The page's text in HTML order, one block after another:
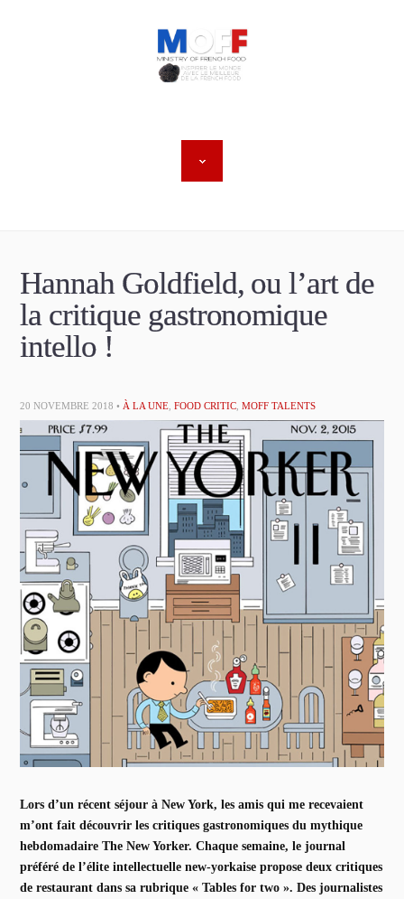
Hannah Goldfield, ou l’art de
la critique gastronomique
intello !
20 NOVEMBRE 2018 • À LA UNE ,FOOD CRITIC ,MOFF TALENTS
Lors d’un récent séjour à New York, les amis qui me recevaient
m’ont fait découvrir les critiques gastronomiques du mythique
hebdomadaire The New Yorker. Chaque semaine, le journal
préféré de l’élite intellectuelle new-yorkaise propose deux critiques
de restaurant dans sa rubrique « Tables for two ». Des journalistes